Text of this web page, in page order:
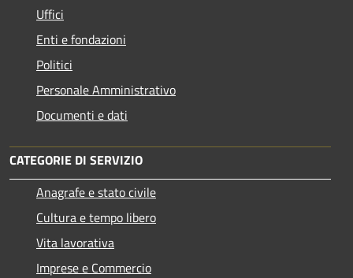
Uffici
Enti e fondazioni
Politici
Personale Amministrativo
Documenti e dati
CATEGORIE DI SERVIZIO
Anagrafe e stato civile
Cultura e tempo libero
Vita lavorativa
Imprese e Commercio